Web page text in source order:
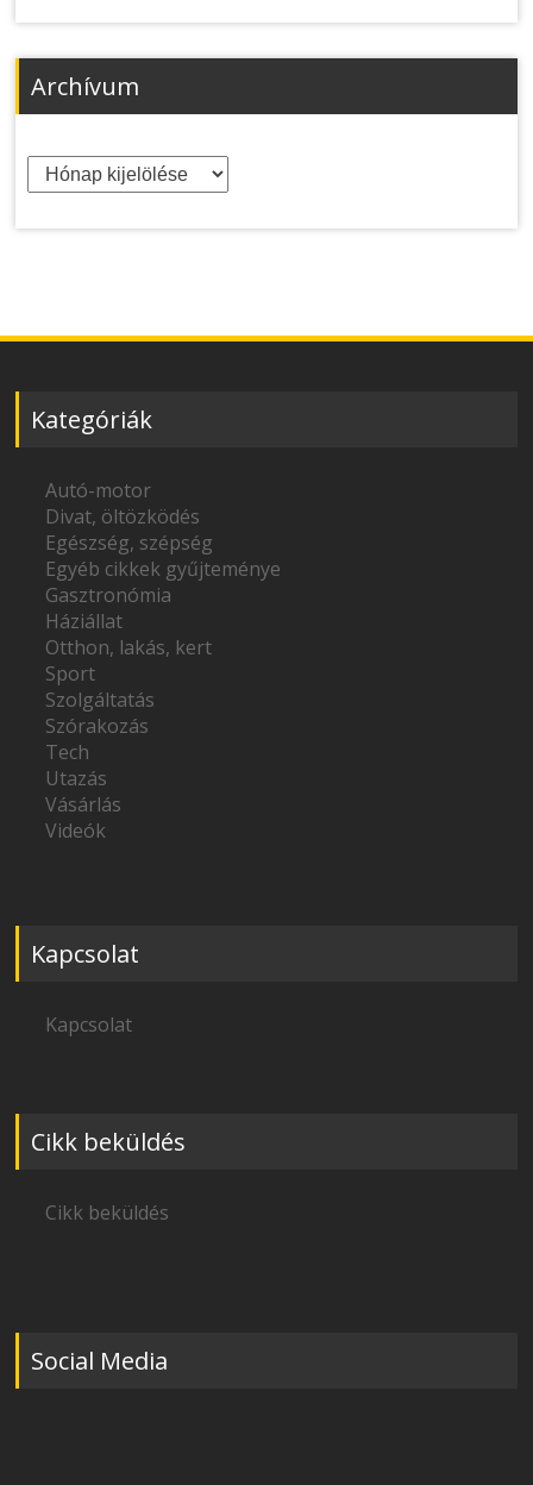
Archívum
Archívum
Kategóriák
Autó-motor
Divat, öltözködés
Egészség, szépség
Egyéb cikkek gyűjteménye
Gasztronómia
Háziállat
Otthon, lakás, kert
Sport
Szolgáltatás
Szórakozás
Tech
Utazás
Vásárlás
Videók
Kapcsolat
Kapcsolat
Cikk beküldés
Cikk beküldés
Social Media